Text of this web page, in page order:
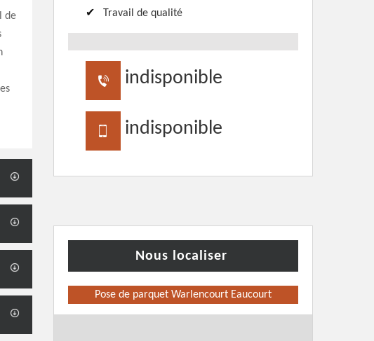
de
Travail de qualité
indisponible
indisponible
Nous localiser
Pose de parquet Warlencourt Eaucourt